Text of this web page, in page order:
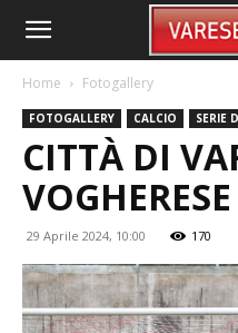
Home Fotogallery
FOTOGALLERY CALCIO SERIE D
CITTÀ DI
29 Aprile 2024, 10:00 170